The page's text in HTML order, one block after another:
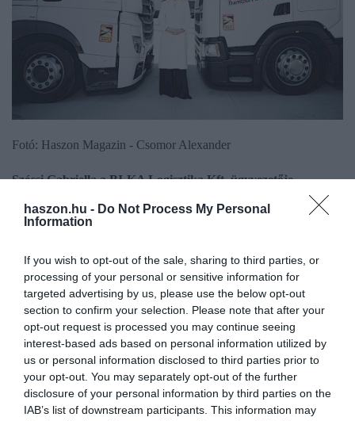
haszon.hu - Do Not Process My Personal
Information
If you wish to opt-out of the sale, sharing to third parties, or
processing of your personal or sensitive information for
targeted advertising by us, please use the below opt-out
section to confirm your selection. Please note that after your
opt-out request is processed you may continue seeing
interest-based ads based on personal information utilized by
us or personal information disclosed to third parties prior to
your opt-out. You may separately opt-out of the further
disclosure of your personal information by third parties on the
IAB’s list of downstream participants. This information may
Fotó: Haszon Magazin - Csomor Alexander
Szécsi Gabriella a BI-KA Logisztika Kft. ügyvezetője
2013 óta három az egyben szerepben létezem: ügyvezető vagyok,
tartottam. Gyermekem mellett, a magánéletben is logisztikusként
működöm a mindennapokban, hogy minden rugalmasan,
gördülékenyen menjen az iskolában, a tanulásban, a közösen
töltött idő során. A karrieremben megélt sikerekhez fontos
gondolatokat tanultam kisfiamtól például a problémamegoldással
kapcsolatban is: mi, felnőttek, vezetők, menedzserek, a
legmélyebbről hozzuk elő tapasztalati és szakmai tudásunkat,
érzelmeinket egy döntés alkalmával és nem tudjuk függetleníteni